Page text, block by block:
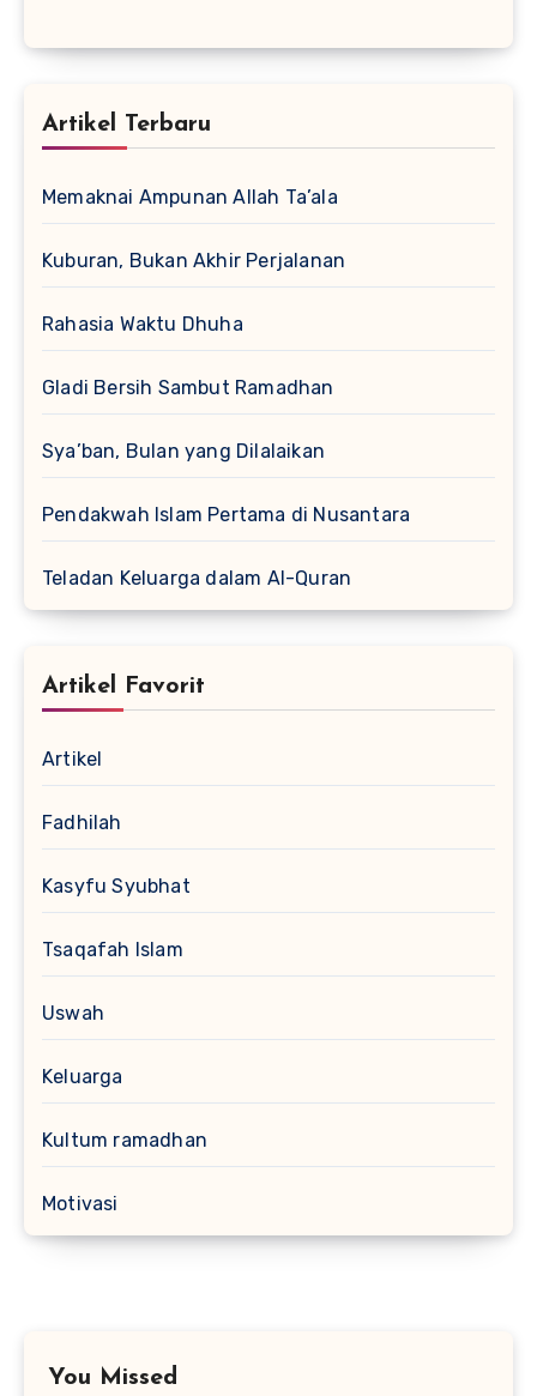
Artikel Terbaru
Memaknai Ampunan Allah Ta’ala
Kuburan, Bukan Akhir Perjalanan
Rahasia Waktu Dhuha
Gladi Bersih Sambut Ramadhan
Sya’ban, Bulan yang Dilalaikan
Pendakwah Islam Pertama di Nusantara
Teladan Keluarga dalam Al-Quran
Artikel Favorit
Artikel
Fadhilah
Kasyfu Syubhat
Tsaqafah Islam
Uswah
Keluarga
Kultum ramadhan
Motivasi
You Missed